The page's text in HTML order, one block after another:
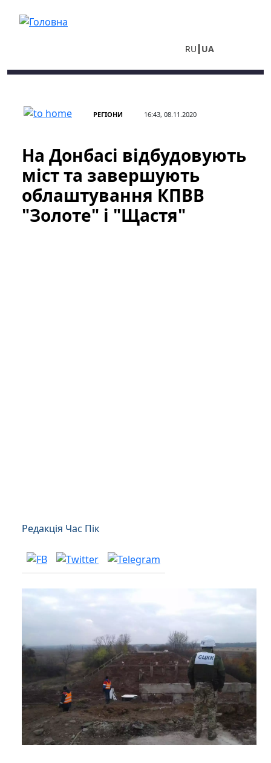
RU UA
РЕГІОНИ 16:43, 08.11.2020
На Донбасі відбудовують
міст та завершують
облаштування КПВВ
"Золоте" і "Щастя"
Редакція Час Пік